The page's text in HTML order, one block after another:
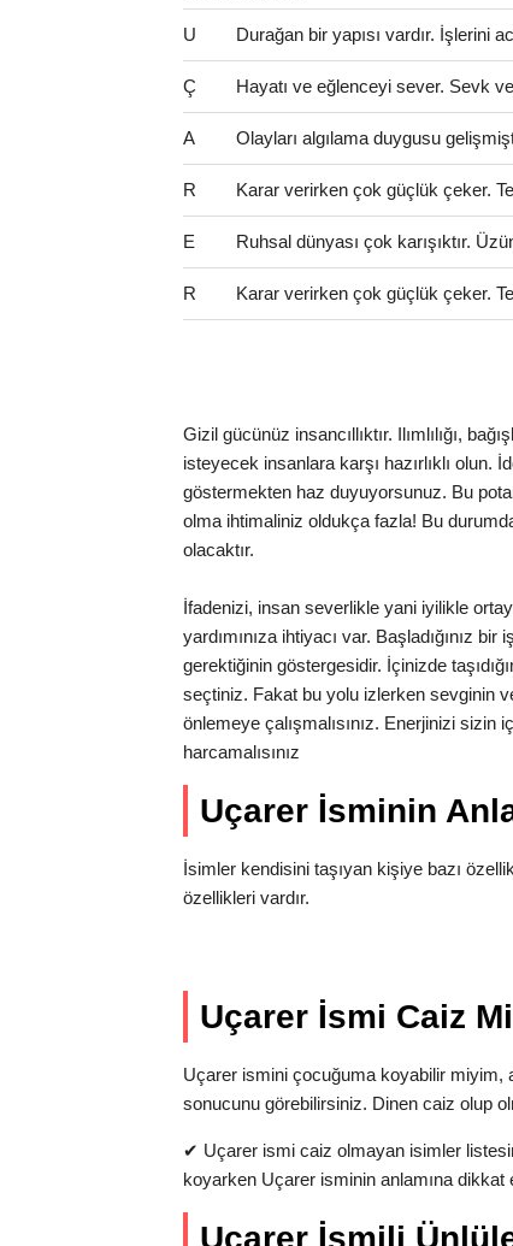
U Durağan bir yapısı vardır. İşlerini
Ç Hayatı ve eğlenceyi sever. Sevk
A Olayları algılama duygusu
R Karar verirken çok güçlük çeker.
E Ruhsal dünyası çok karışıktır.
R Karar verirken çok güçlük çeker.
Gizil gücünüz insancıllıktır. Ilımlılığı,
isteyecek insanlara karşı hazırlıklı
göstermekten haz duyuyorsunuz. Bu
olma ihtimaliniz oldukça fazla! Bu
olacaktır.
İfadenizi, insan severlikle yani iyilikle
yardımınıza ihtiyacı var. Başladığınız
gerektiğinin göstergesidir. İçinizde
seçtiniz. Fakat bu yolu izlerken sevginin
önlemeye çalışmalısınız. Enerjinizi sizin
harcamalısınız
Uçarer İsminin
İsimler kendisini taşıyan kişiye bazı
özellikleri vardır.
Uçarer İsmi Caiz
Uçarer ismini çocuğuma koyabilir miyim,
sonucunu görebilirsiniz. Dinen caiz olup
✔ Uçarer ismi caiz olmayan isimler
koyarken Uçarer isminin anlamına dikkat
Uçarer İsmili